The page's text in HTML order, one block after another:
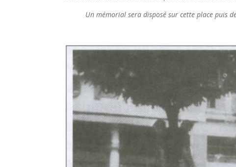
Un mémorial sera disposé sur cette place puis